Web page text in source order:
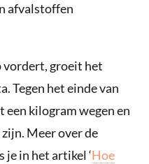
afvalstoffen
vordert, groeit het
Tegen het einde van
een kilogram wegen en
Meer over de
je in het artikel ‘Hoe